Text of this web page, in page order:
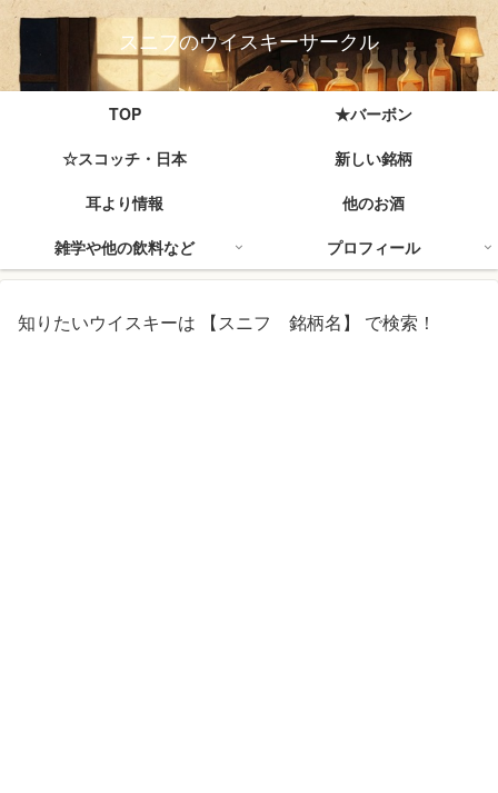
スニフのウイスキーサークル
TOP
★バーボン
☆スコッチ・日本
新しい銘柄
耳より情報
他のお酒
雑学や他の飲料など
プロフィール
知りたいウイスキーは 【スニフ 銘柄名】 で検索！